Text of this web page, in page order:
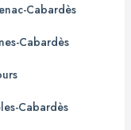
Cabardès
Cabardès
Cabardès